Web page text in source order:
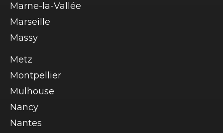
Marne-la-Vallée
Marseille
Massy
Metz
Montpellier
Mulhouse
Nancy
Nantes